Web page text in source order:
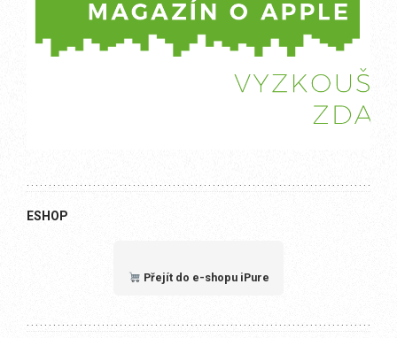
ESHOP
Přejít do e-shopu iPure